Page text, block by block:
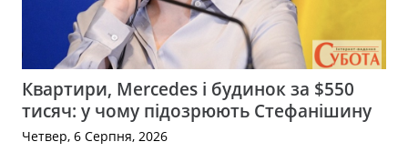
Квартири, Mercedes і будинок за $550
тисяч: у чому підозрюють Стефанішину
Четвер, 6 Серпня, 2026